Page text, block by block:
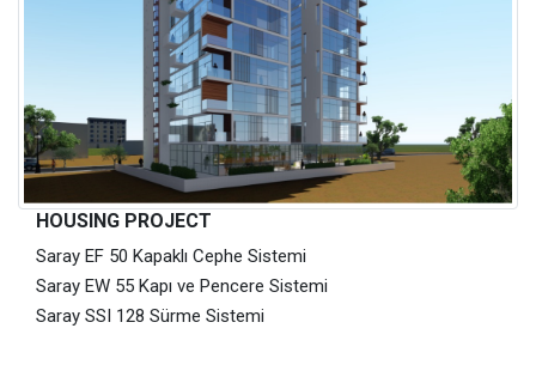
HOUSING PROJECT
Saray EF 50 Kapaklı Cephe Sistemi
Saray EW 55 Kapı ve Pencere Sistemi
Saray SSI 128 Sürme Sistemi